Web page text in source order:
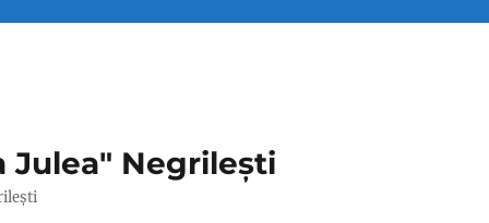
Julea" Negrilești